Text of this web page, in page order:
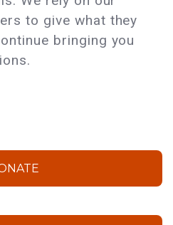
to give what they
bringing you